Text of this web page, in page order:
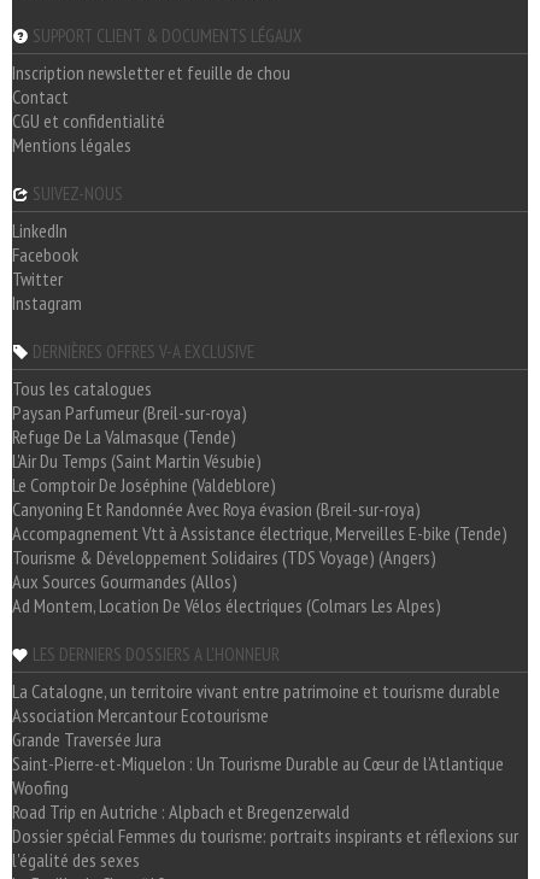
SUPPORT CLIENT & DOCUMENTS LÉGAUX
Inscription newsletter et feuille de chou
Contact
CGU et confidentialité
Mentions légales
SUIVEZ-NOUS
LinkedIn
Facebook
Twitter
Instagram
DERNIÈRES OFFRES V-A EXCLUSIVE
Tous les catalogues
Paysan Parfumeur (Breil-sur-roya)
Refuge De La Valmasque (Tende)
L'Air Du Temps (Saint Martin Vésubie)
Le Comptoir De Joséphine (Valdeblore)
Canyoning Et Randonnée Avec Roya évasion (Breil-sur-roya)
Accompagnement Vtt à Assistance électrique, Merveilles E-bike (Tende)
Tourisme & Développement Solidaires (TDS Voyage) (Angers)
Aux Sources Gourmandes (Allos)
Ad Montem, Location De Vélos électriques (Colmars Les Alpes)
LES DERNIERS DOSSIERS A L'HONNEUR
La Catalogne, un territoire vivant entre patrimoine et tourisme durable
Association Mercantour Ecotourisme
Grande Traversée Jura
Saint-Pierre-et-Miquelon : Un Tourisme Durable au Cœur de l'Atlantique
Woofing
Road Trip en Autriche : Alpbach et Bregenzerwald
Dossier spécial Femmes du tourisme: portraits inspirants et réflexions sur
l'égalité des sexes